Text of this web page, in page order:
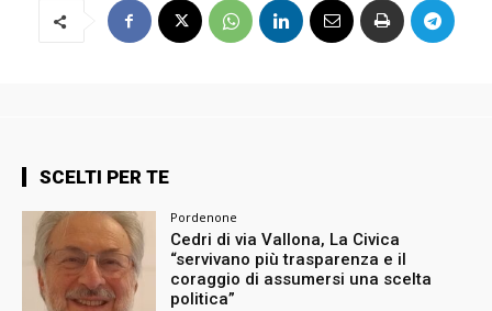
SCELTI PER TE
Pordenone
Cedri di via Vallona, La Civica
“servivano più trasparenza e il
coraggio di assumersi una scelta
politica”